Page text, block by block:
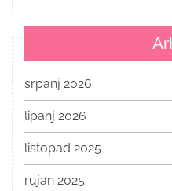
srpanj 2026
lipanj 2026
listopad 2025
rujan 2025